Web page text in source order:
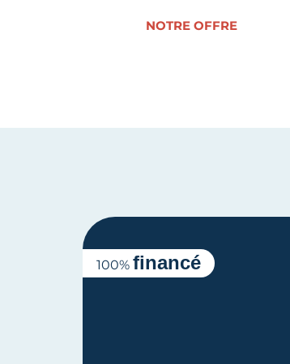
NOTRE OFFRE
100% financé